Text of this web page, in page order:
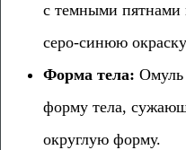
с темными пятнами
серо-синюю
Форма тела: Омуль
форму тела,
округлую форму.